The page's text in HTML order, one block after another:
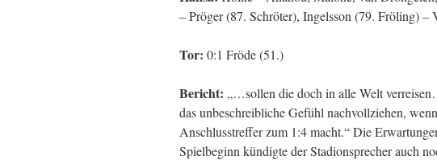
– Pröger (87. Schröter), Ingelsson (79. Fröling)
Tor: 0:1 Fröde (51.)
Bericht: „…sollen die doch in alle Welt
das unbeschreibliche Gefühl nachvollziehen,
Anschlusstreffer zum 1:4 macht.“ Die
Spielbeginn kündigte der Stadionsprecher auch